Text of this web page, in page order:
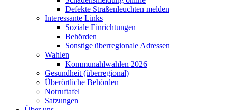
Defekte Straßenleuchten melden
Interessante Links
Soziale Einrichtungen
Behörden
Sonstige überregionale Adressen
Wahlen
Kommunahlwahlen 2026
Gesundheit (überregional)
Überörtliche Behörden
Notruftafel
Satzungen